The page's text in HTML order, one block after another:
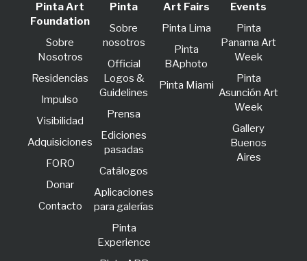
Pinta Art
Foundation
Sobre
Nosotros
Residencias
lmpulso
Visibilidad
Adquisiciones
FORO
Donar
Contacto
Pinta
Sobre
nosotros
Official
Logos &
Guidelines
Prensa
Ediciones
pasadas
Catálogos
Aplicaciones
para galerías
Pinta
Experience
Art Fairs
Pinta Lima
Pinta
BAphoto
Pinta Miami
Events
Pinta
Panama Art
Week
Pinta
Asunción Art
Week
Gallery
Buenos
Aires